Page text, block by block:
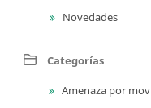
Novedades
Categorías
Amenaza por